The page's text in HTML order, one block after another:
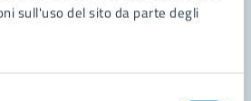
sull'uso del sito da parte degli